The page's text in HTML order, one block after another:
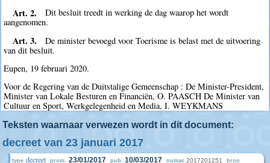
Art. 2.
Dit besluit treedt in werking de dag waarop het wordt
aangenomen.
Art. 3.
De minister bevoegd voor Toerisme is belast met de uitvoering
van dit besluit.
Eupen, 19 februari 2020.
Voor de Regering van de Duitstalige Gemeenschap : De Minister-President,
Minister van Lokale Besturen en Financiën, O. PAASCH De Minister van
Cultuur en Sport, Werkgelegenheid en Media, I. WEYKMANS
Teksten waarnaar verwezen wordt in dit document:
decreet van 23 januari 2017
type decreet prom. 23/01/2017 pub. 10/03/2017 numac 2017201251 bron